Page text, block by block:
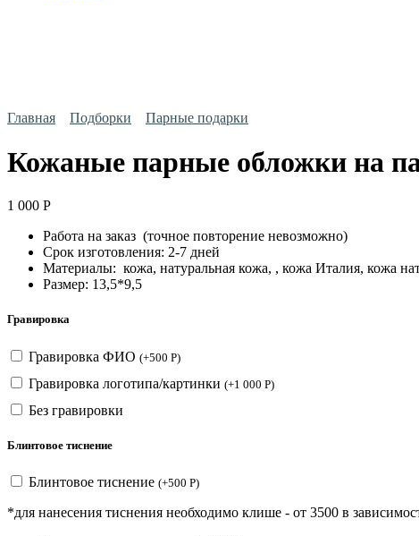
Главная Подборки Парные подарки
Кожаные парные обложки на
1 000 Р
Работа на заказ (точное повторение невозможно)
Срок изготовления: 2-7 дней
Материалы: кожа, натуральная кожа, , кожа Италия, кожа
Размер: 13,5*9,5
Гравировка
Гравировка ФИО (+500 Р)
Гравировка логотипа/картинки (+1 000 Р)
Без гравировки
Блинтовое тиснение
Блинтовое тиснение (+500 Р)
*для нанесения тиснения необходимо клише - от 3500 в